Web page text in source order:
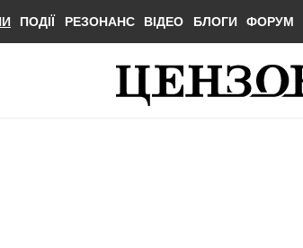
ПОДІЇ РЕЗОНАНС ВІДЕО БЛОГИ ФОРУМ